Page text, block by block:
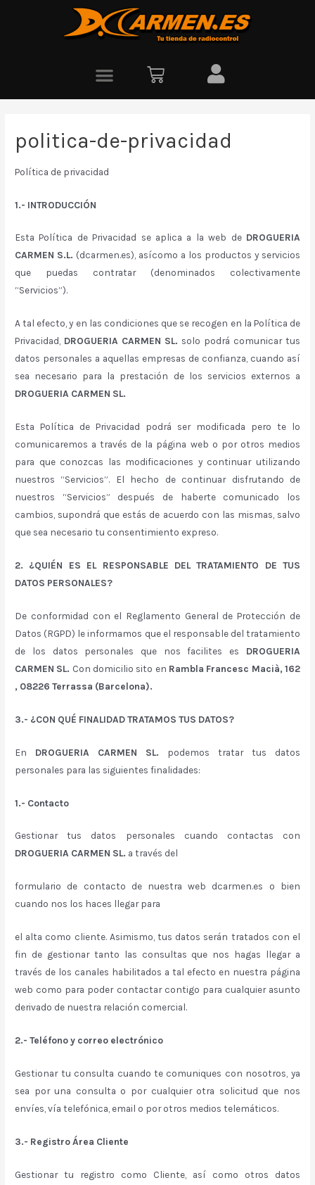
politica-de-privacidad
Política de privacidad
1.- INTRODUCCIÓN
Esta Política de Privacidad se aplica a la web de DROGUERIA
CARMEN S.L. (dcarmen.es), asícomo a los productos y servicios
que puedas contratar (denominados colectivamente
“Servicios”).
A tal efecto, y en las condiciones que se recogen en la Política de
Privacidad, DROGUERIA CARMEN SL. solo podrá comunicar tus
datos personales a aquellas empresas de confianza, cuando así
sea necesario para la prestación de los servicios externos a
DROGUERIA CARMEN SL.
Esta Política de Privacidad podrá ser modificada pero te lo
comunicaremos a través de la página web o por otros medios
para que conozcas las modificaciones y continuar utilizando
nuestros “Servicios”. El hecho de continuar disfrutando de
nuestros “Servicios” después de haberte comunicado los
cambios, supondrá que estás de acuerdo con las mismas, salvo
que sea necesario tu consentimiento expreso.
2. ¿QUIÉN ES EL RESPONSABLE DEL TRATAMIENTO DE TUS
DATOS PERSONALES?
De conformidad con el Reglamento General de Protección de
Datos (RGPD) le informamos que el responsable del tratamiento
de los datos personales que nos facilites es DROGUERIA
CARMEN SL. Con domicilio sito en Rambla Francesc Macià, 162
, 08226 Terrassa (Barcelona).
3.- ¿CON QUÉ FINALIDAD TRATAMOS TUS DATOS?
En DROGUERIA CARMEN SL. podemos tratar tus datos
personales para las siguientes finalidades:
1.- Contacto
Gestionar tus datos personales cuando contactas con
DROGUERIA CARMEN SL. a través del
formulario de contacto de nuestra web dcarmen.es o bien
cuando nos los haces llegar para
el alta como cliente. Asimismo, tus datos serán tratados con el
fin de gestionar tanto las consultas que nos hagas llegar a
través de los canales habilitados a tal efecto en nuestra página
web como para poder contactar contigo para cualquier asunto
derivado de nuestra relación comercial.
2.- Teléfono y correo electrónico
Gestionar tu consulta cuando te comuniques con nosotros, ya
sea por una consulta o por cualquier otra solicitud que nos
envíes, vía telefónica, email o por otros medios telemáticos.
3.- Registro Área Cliente
Gestionar tu registro como Cliente, así como otros datos